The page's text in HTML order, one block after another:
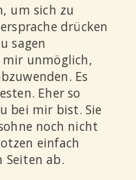
um sich zu
drücken
sagen
mir unmöglich,
Es
Eher so
bei mir bist. Sie
noch nicht
einfach
Seiten ab.